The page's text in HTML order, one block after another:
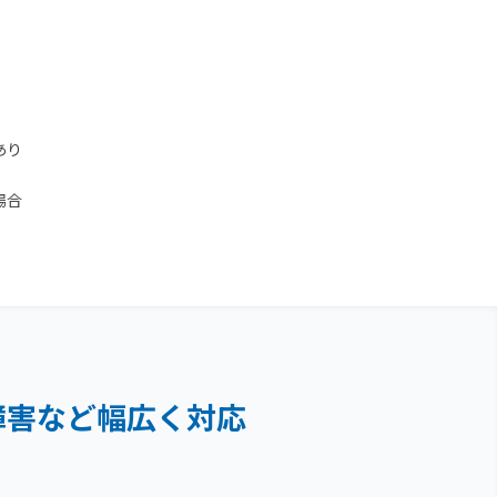
合
など幅広く対応